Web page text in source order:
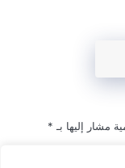
مشار إليها بـ *